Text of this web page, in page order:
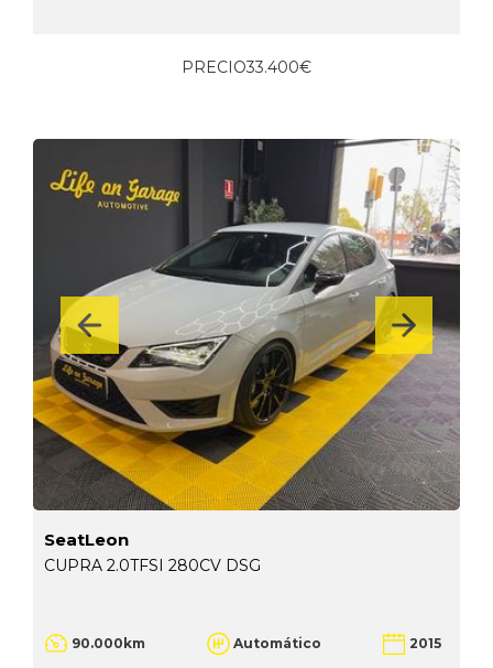
PRECIO33.400€
SeatLeon
CUPRA 2.0TFSI 280CV DSG
90.000km Automático 2015